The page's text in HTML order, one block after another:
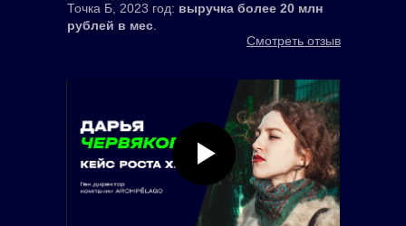
Точка Б, 2023 год: выручка более 20 млн
рублей в мес.
Смотреть отзыв